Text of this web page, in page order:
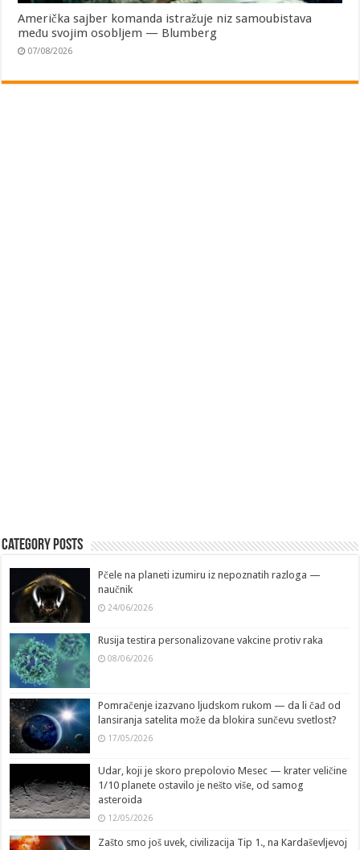
Američka sajber komanda istražuje niz samoubistava
među svojim osobljem — Blumberg
07/08/2026
Category Posts
Pčele na planeti izumiru iz nepoznatih razloga —
naučnik
24/06/2026
Rusija testira personalizovane vakcine protiv raka
08/06/2026
Pomračenje izazvano ljudskom rukom — da li čađ od
lansiranja satelita može da blokira sunčevu svetlost?
17/05/2026
Udar, koji je skoro prepolovio Mesec — krater veličine
1/10 planete ostavilo je nešto više, od samog
asteroida
12/05/2026
Zašto smo još uvek, civilizacija Tip 1., na Kardaševljevoj